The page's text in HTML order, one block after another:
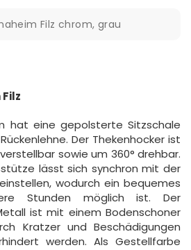
Filz chrom, grau
hat eine gepolsterte Sitzschale
Der Thekenhocker ist
sowie um 360° drehbar.
lässt sich synchron mit der
wodurch ein bequemes
Stunden möglich ist. Der
ist mit einem Bodenschoner
Kratzer und Beschädigungen
werden. Als Gestellfarbe